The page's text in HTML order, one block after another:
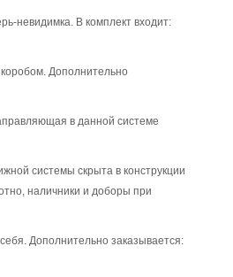
невидимка. В комплект входит:
Дополнительно
в данной системе
системы скрыта в конструкции
наличники и доборы при
Дополнительно заказывается: